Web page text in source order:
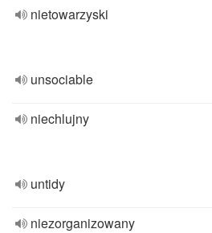
nietowarzyski
unsociable
niechlujny
untidy
niezorganizowany